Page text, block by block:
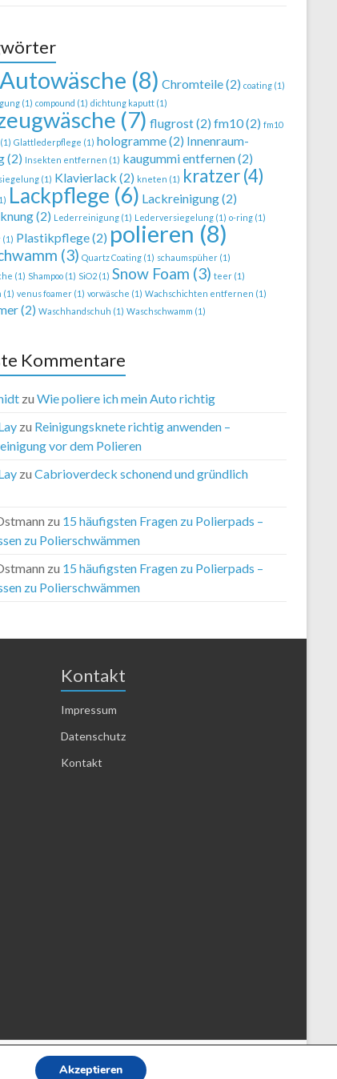
Autowäsche (8) Chromteile(2) coating (1)
(1) compound (1) dichtung kaputt (1)
(7) flugrost(2) fm10(2) fm10
(1) Glattlederpflege (1) hologramme(2) Innenraum-
(2) Insekten entfernen (1) kaugummi entfernen(2)
(1) Klavierlack (2) kneten (1) kratzer(4)
Lackpflege (6) Lackreinigung(2)
(2) Lederreinigung (1) Lederversiegelung (1) o-ring (1)
(1) Plastikpflege(2) polieren (8)
(3) Quartz Coating (1) schaumspüher (1)
(1) Shampoo (1) SiO2 (1) Snow Foam (3) teer (1)
(1) venus foamer (1) vorwäsche (1) Wachschichten entfernen (1)
(2) Waschhandschuh (1) Waschschwamm (1)
Kommentare
zu Wie poliere ich mein Auto richtig
zu Reinigungsknete richtig anwenden –
vor dem Polieren
zu Cabrioverdeck schonend und gründlich
zu 15 häufigsten Fragen zu Polierpads –
zu Polierschwämmen
zu 15 häufigsten Fragen zu Polierpads –
zu Polierschwämmen
Kontakt
Impressum
Datenschutz
Kontakt
Akzeptieren